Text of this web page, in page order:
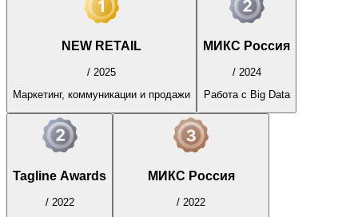
NEW RETAIL
/ 2025
Маркетинг, коммуникации и продажи
МИКС Россия
/ 2024
Работа с Big Data
Tagline Awards
/ 2022
МИКС Россия
/ 2022